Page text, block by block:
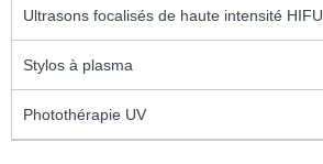
Ultrasons focalisés de haute intensité HIFU
Stylos à plasma
Photothérapie UV